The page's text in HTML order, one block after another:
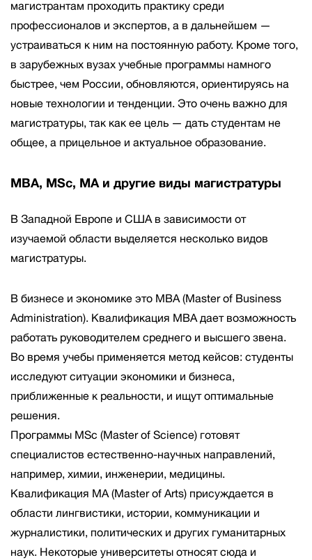
магистрантам проходить практику среди
профессионалов и экспертов, а в дальнейшем —
устраиваться к ним на постоянную работу. Кроме того,
в зарубежных вузах учебные программы намного
быстрее, чем России, обновляются, ориентируясь на
новые технологии и тенденции. Это очень важно для
магистратуры, так как ее цель — дать студентам не
общее, а прицельное и актуальное образование.
MBA, MSc, MA и другие виды магистратуры
В Западной Европе и США в зависимости от
изучаемой области выделяется несколько видов
магистратуры.
В бизнесе и экономике это MBA(Master of Business
Administration). Квалификация MBA дает возможность
работать руководителем среднего и высшего звена.
Во время учебы применяется метод кейсов: студенты
исследуют ситуации экономики и бизнеса,
приближенные к реальности, и ищут оптимальные
решения.
Программы МSc (Master of Science) готовят
специалистов естественно-научных направлений,
например, химии, инженерии, медицины.
Квалификация MA(Master of Arts) присуждается в
области лингвистики, истории, коммуникации и
журналистики, политических и других гуманитарных
наук. Некоторые университеты относят сюда и